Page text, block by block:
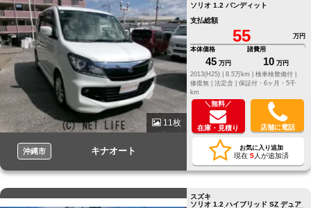
11枚
沖縄市 キナオート
ソリオ 1.2 バンディット
支払総額
55
万円
本体価格
45 万円
諸費用
10 万円
2013(H25) |
8.5万km |
検車検整備付 |
修復無 | 法定含 | 保証付・6ヶ月・5千
km
＼無料／
在庫・見積り 店舗に電話
お気に入り追加
現在 5人が追加済
スズキ
ソリオ 1.2 ハイブリッド SZ デュア